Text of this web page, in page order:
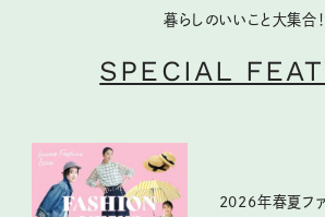
暮らしのいいこと大集合！
SPECIAL
2026年春夏ファ